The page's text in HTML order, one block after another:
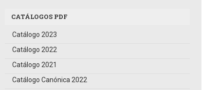
CATÁLOGOS PDF
Catálogo 2023
Catálogo 2022
Catálogo 2021
Catálogo Canónica 2022